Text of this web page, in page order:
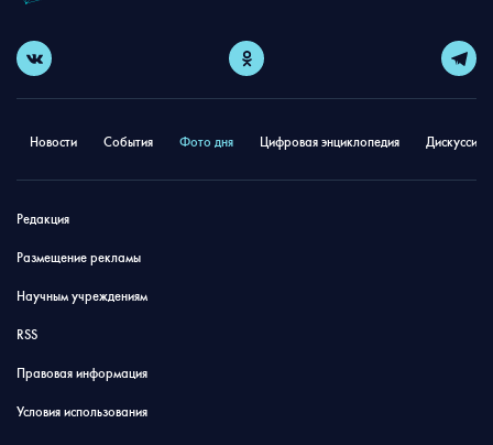
Новости События Фото дня Цифровая энциклопедия
Редакция
Размещение рекламы
Научным учреждениям
RSS
Правовая информация
Условия использования